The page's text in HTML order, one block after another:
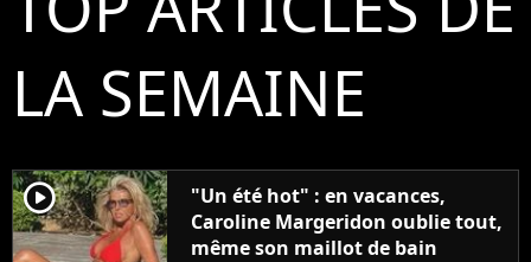
LA SEMAINE
player2
"Un été hot" : en vacances,
Caroline Margeridon oublie tout,
même son maillot de bain